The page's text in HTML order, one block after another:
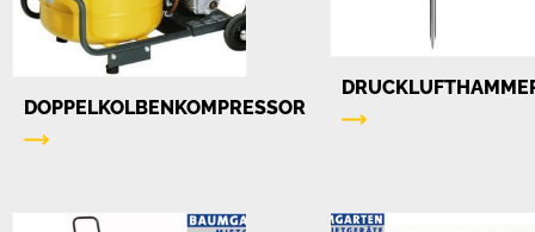
DOPPELKOLBENKOMPRESSOR